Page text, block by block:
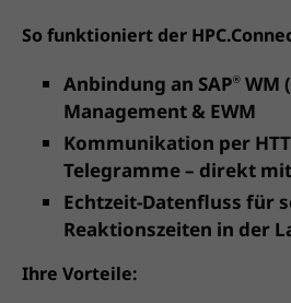
So funktioniert der
Anbindung an SAP® WM
Management & EWM
Kommunikation per
Telegramme – direkt mit
Echtzeit-Datenfluss für
Reaktionszeiten in der
Ihre Vorteile: